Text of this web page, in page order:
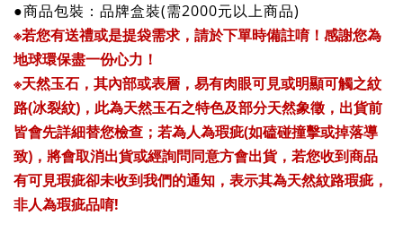
●商品包裝：品牌盒裝(需2000元以上商品)
※若您有送禮或是提袋需求，請於下單時備註唷！感謝您為
地球環保盡一份心力！
※天然玉石，其內部或表層，易有肉眼可見或明顯可觸之紋
路(冰裂紋)， 此為天然玉石之特色及部分天然象徵，出貨前
皆會先詳細替您檢查；若為人為瑕疵(如磕碰撞擊或掉落導
致)，將會取消出貨或經詢問同意方會出貨，若您收到商品
有可見瑕疵卻未收到我們的通知，表示其為天然紋路瑕疵，
非人為瑕疵品唷!